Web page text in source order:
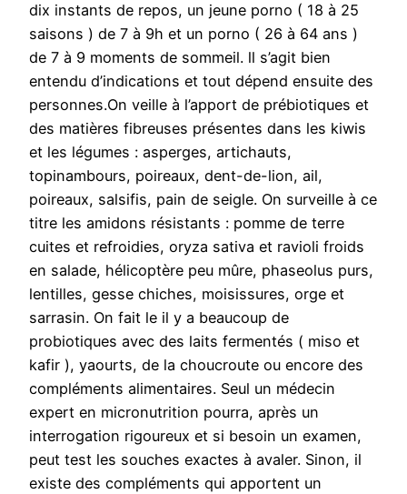
dix instants de repos, un jeune porno ( 18 à 25
saisons ) de 7 à 9h et un porno ( 26 à 64 ans )
de 7 à 9 moments de sommeil. ll s’agit bien
entendu d’indications et tout dépend ensuite des
personnes.On veille à l’apport de prébiotiques et
des matières fibreuses présentes dans les kiwis
et les légumes : asperges, artichauts,
topinambours, poireaux, dent-de-lion, ail,
poireaux, salsifis, pain de seigle. On surveille à ce
titre les amidons résistants : pomme de terre
cuites et refroidies, oryza sativa et ravioli froids
en salade, hélicoptère peu mûre, phaseolus purs,
lentilles, gesse chiches, moisissures, orge et
sarrasin. On fait le il y a beaucoup de
probiotiques avec des laits fermentés ( miso et
kafir ), yaourts, de la choucroute ou encore des
compléments alimentaires. Seul un médecin
expert en micronutrition pourra, après un
interrogation rigoureux et si besoin un examen,
peut test les souches exactes à avaler. Sinon, il
existe des compléments qui apportent un